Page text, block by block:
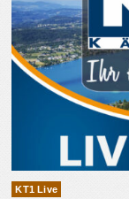
KT1 Live